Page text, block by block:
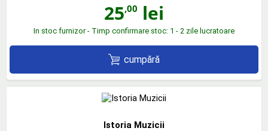
25,00 lei
In stoc furnizor - Timp confirmare stoc: 1 - 2 zile lucratoare
cumpără
Istoria Muzicii